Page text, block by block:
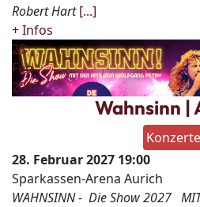
Robert Hart [...]
+ Infos
28
Feb
2027
Wahnsinn |
Konzerte
28. Februar 2027 19:00
Sparkassen-Arena Aurich
WAHNSINN - Die Show 2027